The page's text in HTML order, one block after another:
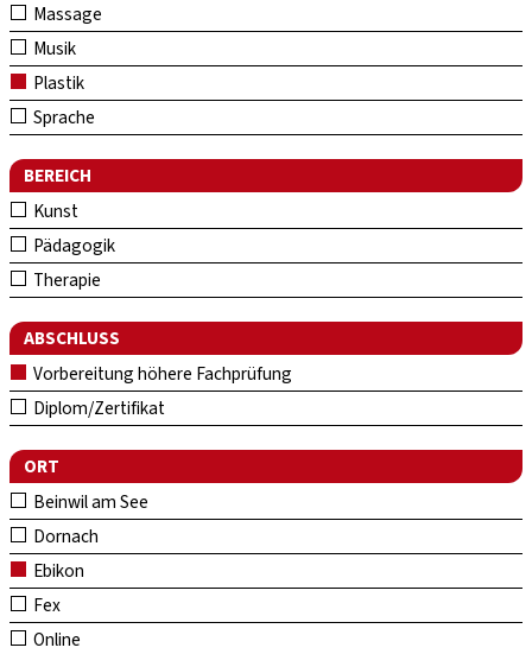
Massage
Musik
Plastik
Sprache
BEREICH
Kunst
Pädagogik
Therapie
ABSCHLUSS
Vorbereitung höhere Fachprüfung
Diplom/Zertifikat
ORT
Beinwil am See
Dornach
Ebikon
Fex
Online